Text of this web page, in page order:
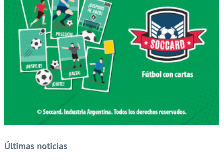
Últimas noticias